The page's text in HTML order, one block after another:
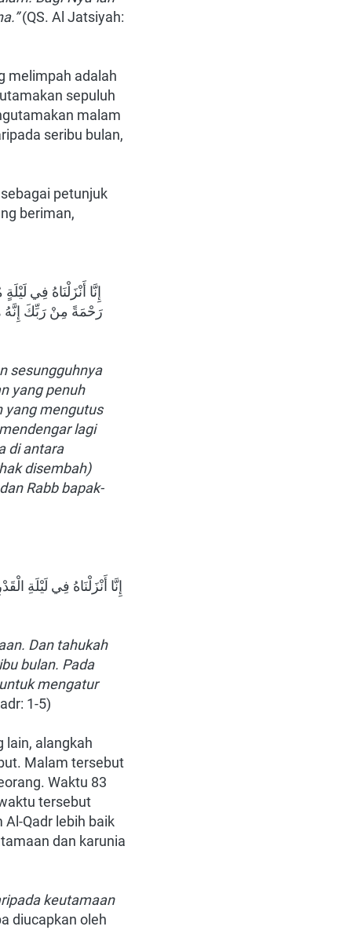
(QS. Al Jatsiyah:
melimpah adalah
sepuluh
malam
seribu bulan,
petunjuk
beriman,
sesungguhnya
yang penuh
yang mengutus
lagi
di antara
disembah)
Rabb bapak-
Dan tahukah
bulan. Pada
mengatur
1-5)
lain, alangkah
Malam tersebut
Waktu 83
tersebut
Qadr lebih baik
dan karunia
keutamaan
diucapkan oleh